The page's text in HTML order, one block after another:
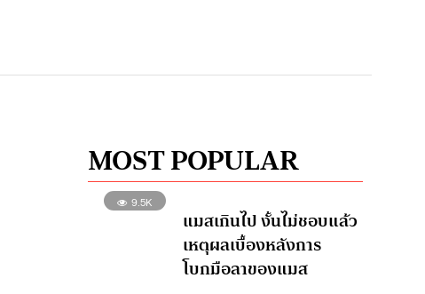
MOST POPULAR
9.5K
แมสเกินไป งั้นไม่ชอบแล้ว
เหตุผลเบื้องหลังการ
โบกมือลาของแมส